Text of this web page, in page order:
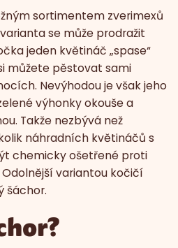
sortimentem zverimexů
se může prodražit
jeden květináč „spase“
můžete pěstovat sami
Nevýhodou je však jeho
výhonky okouše a
Takže nezbývá než
náhradních květináčů s
chemicky ošetřené proti
variantou kočičí
šáchor.